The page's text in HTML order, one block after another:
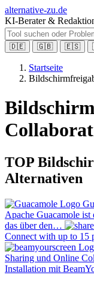
alternative-zu.de
KI-Berater &
🇩🇪
🇬🇧 🇪🇸
Startseite
TOP
Alternativen
Apache Guacamole
das über den…
Connect with up to 15
Sharing und Online
Installation mit